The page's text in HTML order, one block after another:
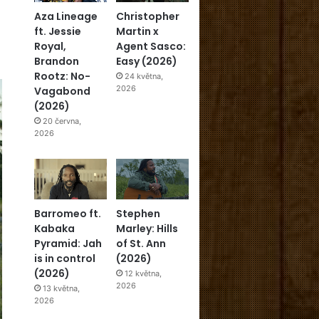
Aza Lineage
ft. Jessie
Royal,
Brandon
Rootz: No-
Vagabond
(2026)
20 června,
2026
Christopher
Martin x
Agent Sasco:
Easy (2026)
24 května,
2026
Barromeo ft.
Kabaka
Pyramid: Jah
is in control
(2026)
13 května,
2026
Stephen
Marley: Hills
of St. Ann
(2026)
12 května,
2026